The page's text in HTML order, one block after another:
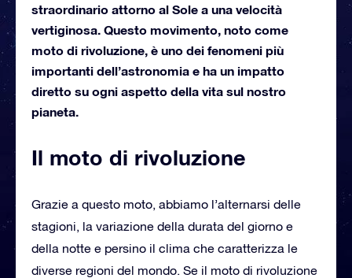
straordinario attorno al Sole a una velocità
vertiginosa. Questo movimento, noto come
moto di rivoluzione, è uno dei fenomeni più
importanti dell’astronomia e ha un impatto
diretto su ogni aspetto della vita sul nostro
pianeta.
Il moto di rivoluzione
Grazie a questo moto, abbiamo l’alternarsi delle
stagioni, la variazione della durata del giorno e
della notte e persino il clima che caratterizza le
diverse regioni del mondo. Se il moto di rivoluzione